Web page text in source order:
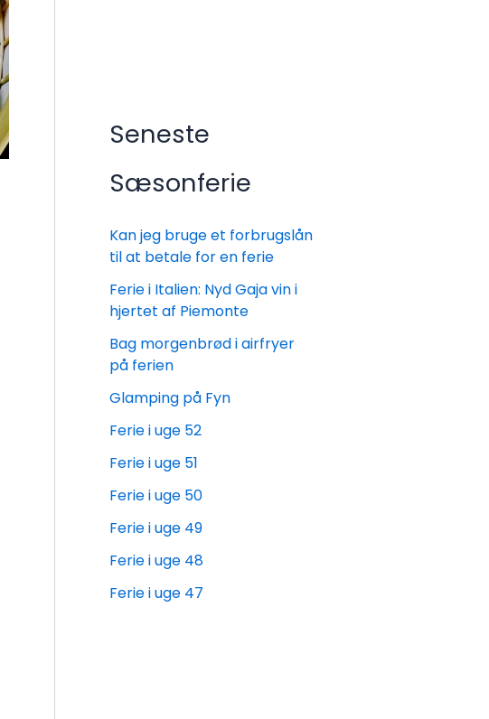
Seneste
Sæsonferie
Kan jeg bruge et forbrugslån
til at betale for en ferie
Ferie i Italien: Nyd Gaja vin i
hjertet af Piemonte
Bag morgenbrød i airfryer
på ferien
Glamping på Fyn
Ferie i uge 52
Ferie i uge 51
Ferie i uge 50
Ferie i uge 49
Ferie i uge 48
Ferie i uge 47